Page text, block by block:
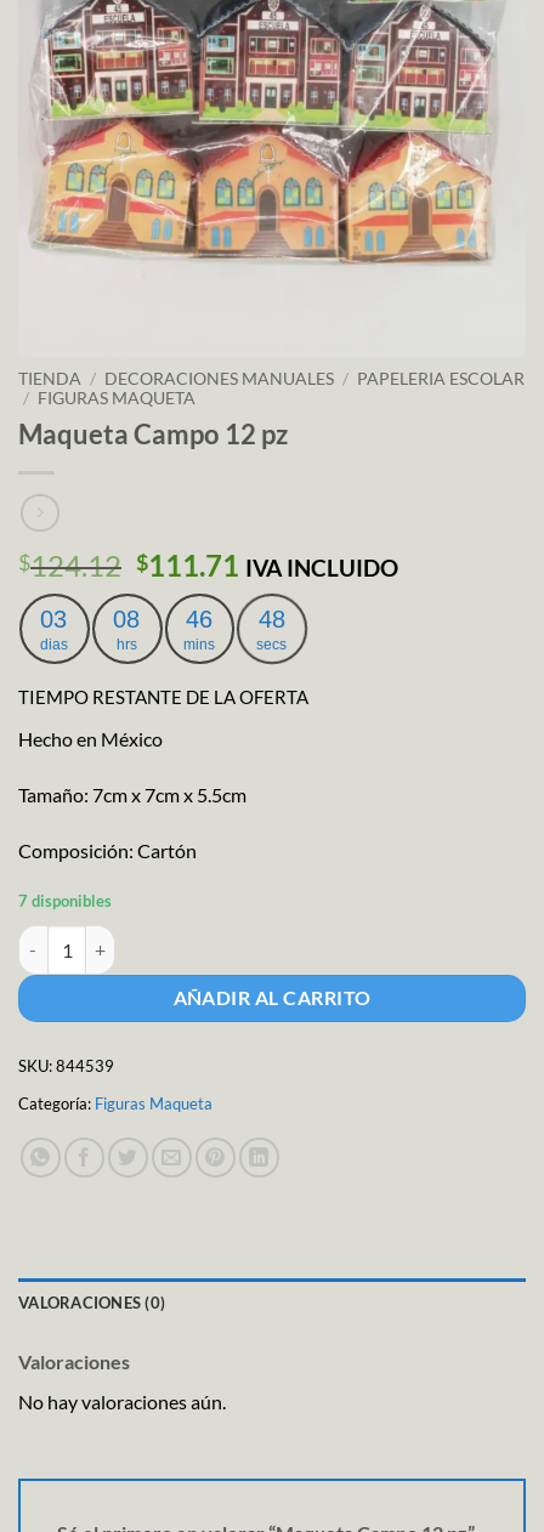
TIENDA / DECORACIONES MANUALES / PAPELERIA ESCOLAR
/ FIGURAS MAQUETA
Maqueta Campo 12 pz
$124.12 El
precio
original
era:
$111.71 El
precio
actual
es:
IVA INCLUIDO
03
dias
08
hrs
46
mins
47
secs
TIEMPO RESTANTE DE LA OFERTA
Hecho en México
Tamaño: 7cm x 7cm x 5.5cm
Composición: Cartón
7 disponibles
Maqueta Campo 12 pz cantidad
AÑADIR AL CARRITO
SKU:844539
Categoría: Figuras Maqueta
VALORACIONES (0)
Valoraciones
No hay valoraciones aún.